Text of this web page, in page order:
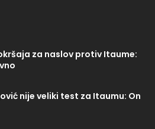
za naslov protiv Itaume:
nije veliki test za Itaumu: On